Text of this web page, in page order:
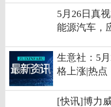
5月26日真
能源汽车，
生意社：5
格上涨|热点
[快讯]博力